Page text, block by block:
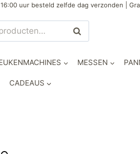
uur besteld zelfde dag verzonden |
Zoeken
MESSEN
CADEAUS